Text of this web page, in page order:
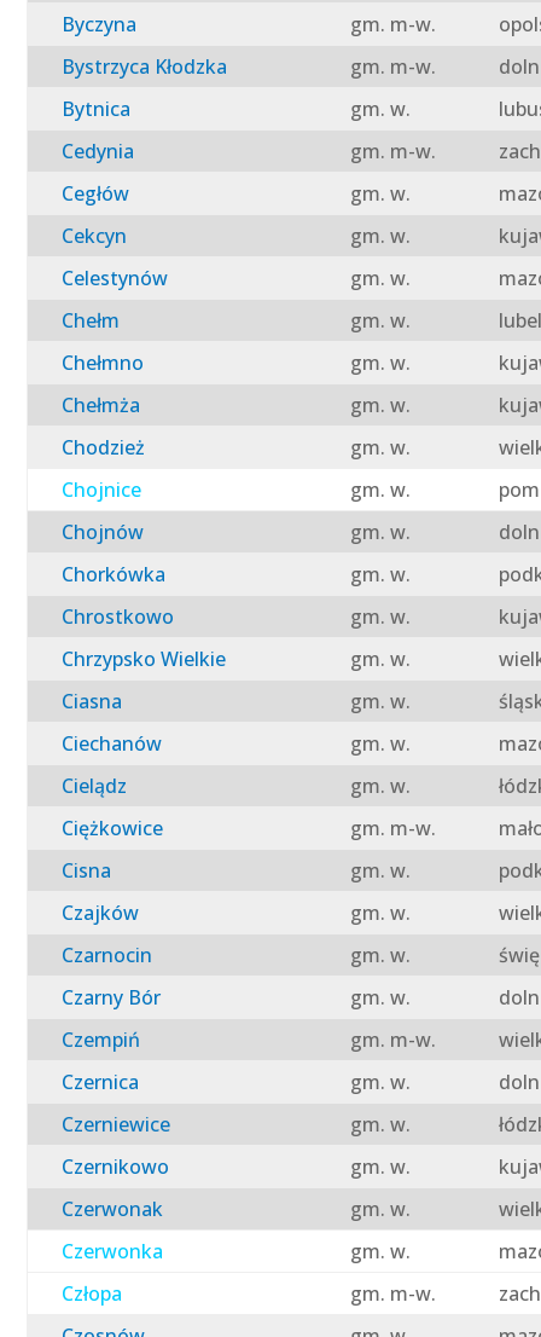
Byczyna
gm. m-w.
Bystrzyca Kłodzka
gm. m-w.
Bytnica
gm. w.
Cedynia
gm. m-w.
Cegłów
gm. w.
Cekcyn
gm. w.
Celestynów
gm. w.
Chełm
gm. w.
Chełmno
gm. w.
Chełmża
gm. w.
Chodzież
gm. w.
Chojnice
gm. w.
Chojnów
gm. w.
Chorkówka
gm. w.
Chrostkowo
gm. w.
Chrzypsko Wielkie
gm. w.
Ciasna
gm. w.
Ciechanów
gm. w.
Cielądz
gm. w.
Ciężkowice
gm. m-w.
Cisna
gm. w.
Czajków
gm. w.
Czarnocin
gm. w.
Czarny Bór
gm. w.
Czempiń
gm. m-w.
Czernica
gm. w.
Czerniewice
gm. w.
Czernikowo
gm. w.
Czerwonak
gm. w.
Czerwonka
gm. w.
Człopa
gm. m-w.